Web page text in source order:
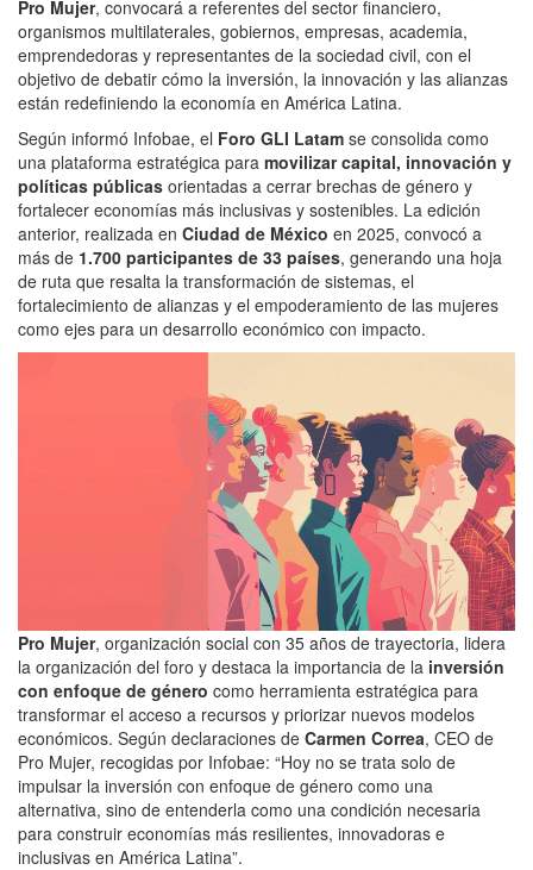
Pro Mujer, convocará a referentes del sector financiero,
organismos multilaterales, gobiernos, empresas, academia,
emprendedoras y representantes de la sociedad civil, con el
objetivo de debatir cómo la inversión, la innovación y las alianzas
están redefiniendo la economía en América Latina.
Según informó Infobae, el Foro GLI Latam se consolida como
una plataforma estratégica para movilizar capital, innovación y
políticas públicas orientadas a cerrar brechas de género y
fortalecer economías más inclusivas y sostenibles. La edición
anterior, realizada en Ciudad de México en 2025, convocó a
más de 1.700 participantes de 33 países, generando una hoja
de ruta que resalta la transformación de sistemas, el
fortalecimiento de alianzas y el empoderamiento de las mujeres
como ejes para un desarrollo económico con impacto.
Pro Mujer, organización social con 35 años de trayectoria, lidera
la organización del foro y destaca la importancia de la inversión
con enfoque de género como herramienta estratégica para
transformar el acceso a recursos y priorizar nuevos modelos
económicos. Según declaraciones de Carmen Correa, CEO de
Pro Mujer, recogidas por Infobae: “Hoy no se trata solo de
impulsar la inversión con enfoque de género como una
alternativa, sino de entenderla como una condición necesaria
para construir economías más resilientes, innovadoras e
inclusivas en América Latina”.